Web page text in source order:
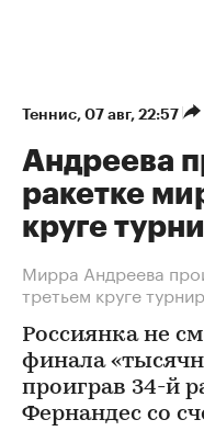
Теннис⁠, 07 авг, 22:57
Андреева
ракетке
круге
Мирра Андреева
третьем круге
Россиянка не
финала
проиграв 34-й
Фернандес со